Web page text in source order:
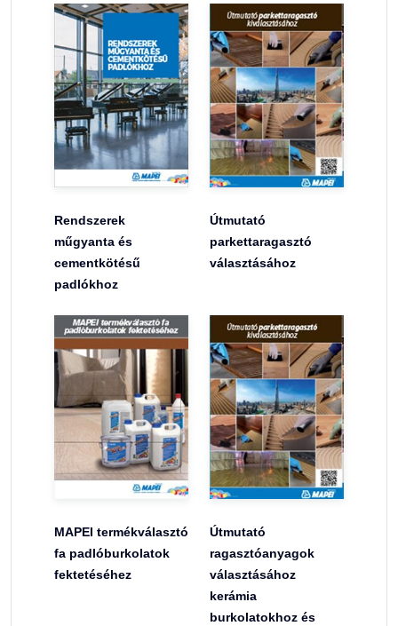
Rendszerek
műgyanta és
cementkötésű
padlókhoz
Útmutató
parkettaragasztó
választásához
MAPEI termékválasztó
fa padlóburkolatok
fektetéséhez
Útmutató
ragasztóanyagok
választásához
kerámia
burkolatokhoz és